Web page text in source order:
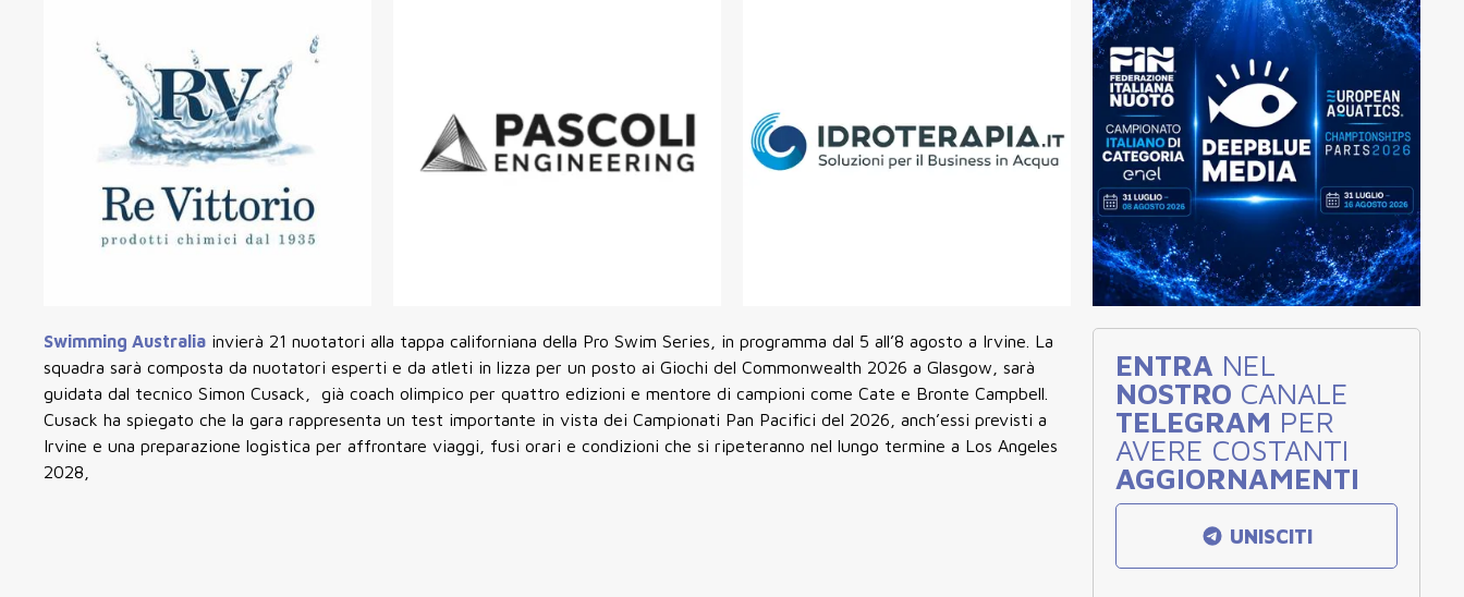
Swimming Australia invierà 21 nuotatori alla tappa californiana della Pro Swim Series , in programma dal 5 all’8 agosto a Irvine La
squadra sarà composta da nuotatori esperti e da atleti in lizza per un posto ai Giochi del Commonwealth 2026 a Glasgow, sarà
guidata dal tecnico Simon Cusack, già coach olimpico per quattro edizioni e mentore di campioni come Cate e Bronte Campbell.
Cusack ha spiegato che la gara rappresenta un test importante in vista dei Campionati Pan Pacifici del 2026, anch’essi previsti a
Irvine e una preparazione logistica per affrontare viaggi, fusi orari e condizioni che si ripeteranno nel lungo termine a Los Angeles
2028,
ENTRA NEL
NOSTRO CANALE
TELEGRAM PER
AVERE COSTANTI
AGGIORNAMENTI
UNISCITI